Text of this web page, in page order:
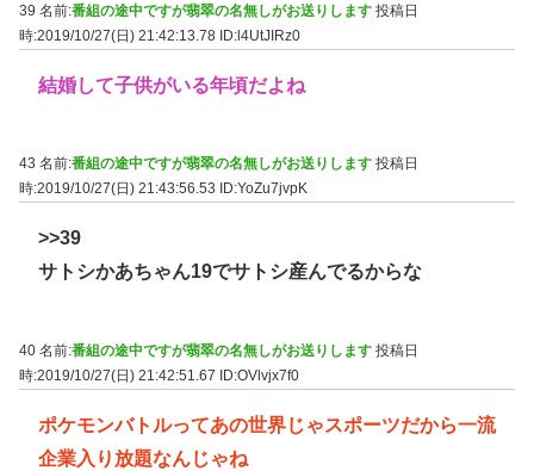
39 名前:番組の途中ですが翡翠の名無しがお送りします 投稿日
時:2019/10/27(日) 21:42:13.78 ID:l4UtJIRz0
結婚して子供がいる年頃だよね
43 名前:番組の途中ですが翡翠の名無しがお送りします 投稿日
時:2019/10/27(日) 21:43:56.53
ID:YoZu7jvpK
>>39
サトシかあちゃん19でサトシ産んでるからな
40 名前:番組の途中ですが翡翠の名無しがお送りします 投稿日
時:2019/10/27(日) 21:42:51.67
ID:OVlvjx7f0
ポケモンバトルってあの世界じゃスポーツだから一流
企業入り放題なんじゃね